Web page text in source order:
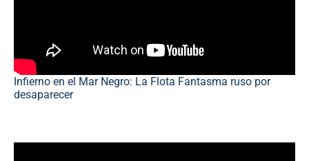
Infierno en el Mar Negro: La Flota Fantasma ruso por
desaparecer